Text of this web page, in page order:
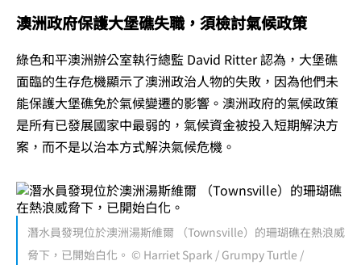
澳洲政府保護大堡礁失職，須檢討氣候政策
綠色和平澳洲辦公室執行總監 David Ritter 認為，大堡礁
面臨的生存危機顯示了澳洲政治人物的失敗，因為他們未
能保護大堡礁免於氣候變遷的影響。澳洲政府的氣候政策
是所有已發展國家中最弱的，氣候資金被投入短期解決方
案，而不是以治本方式解決氣候危機。
潛水員發現位於澳洲湯斯維爾 （Townsville）的珊瑚礁在熱浪威
脅下，已開始白化。 © Harriet Spark / Grumpy Turtle /